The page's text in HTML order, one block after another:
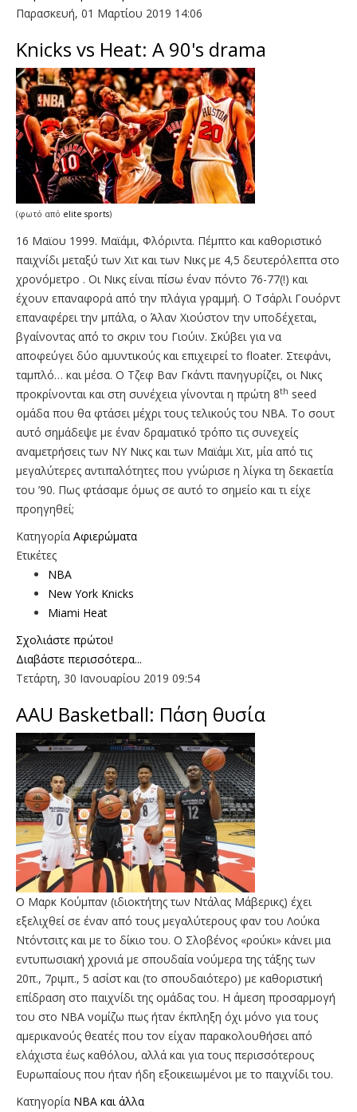
Παρασκευή, 01 Μαρτίου 2019 14:06
Knicks vs Heat: Α 90's drama
(φωτό από elite sports)
16 Μαϊου 1999. Μαϊάμι, Φλόριντα. Πέμπτο και καθοριστικό
παιχνίδι μεταξύ των Χιτ και των Νικς με 4,5 δευτερόλεπτα στο
χρονόμετρο . Οι Νικς είναι πίσω έναν πόντο 76-77(!) και
έχουν επαναφορά από την πλάγια γραμμή. Ο Τσάρλι Γουόρντ
επαναφέρει την μπάλα, ο Άλαν Χιούστον την υποδέχεται,
βγαίνοντας από το σκριν του Γιούιν. Σκύβει για να
αποφεύγει δύο αμυντικούς και επιχειρεί το floater. Στεφάνι,
ταμπλό… και μέσα. Ο Τζεφ Βαν Γκάντι πανηγυρίζει, οι Νικς
προκρίνονται και στη συνέχεια γίνονται η πρώτη 8th seed
ομάδα που θα φτάσει μέχρι τους τελικούς του ΝΒΑ. Το σουτ
αυτό σημάδεψε με έναν δραματικό τρόπο τις συνεχείς
αναμετρήσεις των ΝΥ Νικς και των Μαϊάμι Χιτ, μία από τις
μεγαλύτερες αντιπαλότητες που γνώρισε η λίγκα τη δεκαετία
του ’90. Πως φτάσαμε όμως σε αυτό το σημείο και τι είχε
προηγηθεί;
Κατηγορία Αφιερώματα
Ετικέτες
NBA
New York Knicks
Miami Heat
Σχολιάστε πρώτοι!
Διαβάστε περισσότερα...
Τετάρτη, 30 Ιανουαρίου 2019 09:54
AAU Basketball: Πάση θυσία
Ο Μαρκ Κούμπαν (ιδιοκτήτης των Ντάλας Μάβερικς) έχει
εξελιχθεί σε έναν από τους μεγαλύτερους φαν του Λούκα
Ντόντσιτς και με το δίκιο του. Ο Σλοβένος «ρούκι» κάνει μια
εντυπωσιακή χρονιά με σπουδαία νούμερα της τάξης των
20π., 7ριμπ., 5 ασίστ και (το σπουδαιότερο) με καθοριστική
επίδραση στο παιχνίδι της ομάδας του. Η άμεση προσαρμογή
του στο ΝΒΑ νομίζω πως ήταν έκπληξη όχι μόνο για τους
αμερικανούς θεατές που τον είχαν παρακολουθήσει από
ελάχιστα έως καθόλου, αλλά και για τους περισσότερους
Ευρωπαίους που ήταν ήδη εξοικειωμένοι με το παιχνίδι του.
Κατηγορία NBA και άλλα